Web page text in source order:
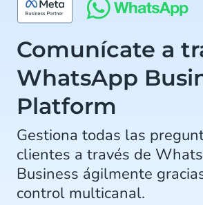
Comunícate a
WhatsApp
Platform
Gestiona todas las
clientes a través de
Business ágilmente
control multicanal.